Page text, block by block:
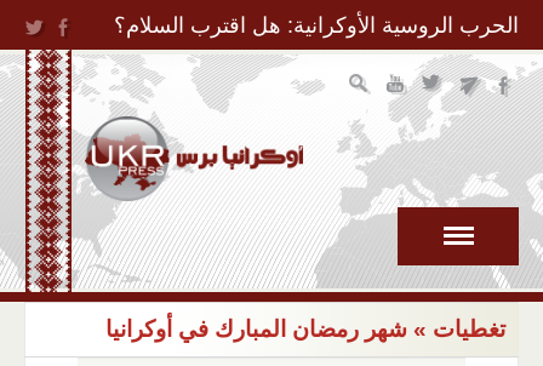
Jump to Navigation
الحرب الروسية الأوكرانية: هل اقترب السلام؟
تغطيات » شهر رمضان المبارك في أوكرانيا